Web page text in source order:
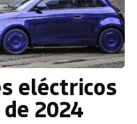
eléctricos
2024